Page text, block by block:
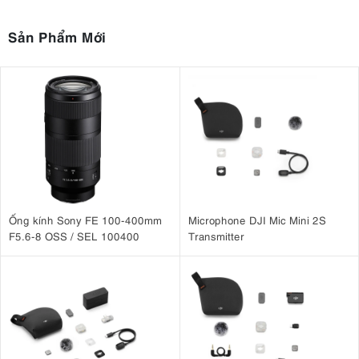
Thiết kế quang học phức tạp với
lượng hình ảnh, bao gồm
thấu kính LD (tán sắc thấp)
hai thấu kính phi cầu lai (Hybrid
Aspherical)
. Sự kết hợp này giúp kiểm soát hoàn toàn quang sai, bao
gồm cả quang sai màu dọc trục. Thiết kế này cho phép người dùng
duy trì chất lượng hình ảnh cao trong khi vẫn tận dụng được lợi thế
của kích thước ống kính nhỏ gọn và di động.
Sản Phẩm Mới
Ống kính Sony FE 100-400mm
F5.6-8 OSS / SEL 100400
Microphone DJI Mic Mini 2S
Transmitter